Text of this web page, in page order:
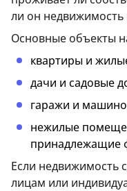
ли он недвижимость
Основные объекты
квартиры и
дачи и садовые
гаражи и
нежилые
принадлежащие
Если недвижимость
лицам или